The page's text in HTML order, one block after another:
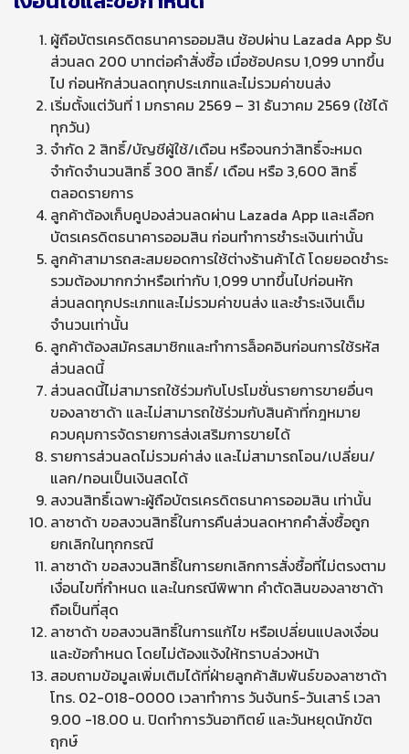
ผู้ถือบัตรเครดิตธนาคารออมสิน ช้อปผ่าน Lazada App รับ
ส่วนลด 200 บาทต่อคำสั่งซื้อ เมื่อช้อปครบ 1,099 บาทขึ้น
ไป ก่อนหักส่วนลดทุกประเภทและไม่รวมค่าขนส่ง
เริ่มตั้งแต่วันที่ 1 มกราคม 2569 – 31 ธันวาคม 2569 (ใช้ได้
ทุกวัน)
จำกัด 2 สิทธิ์/บัญชีผู้ใช้/เดือน หรือจนกว่าสิทธิ์จะหมด
จำกัดจำนวนสิทธิ์ 300 สิทธิ์/ เดือน หรือ 3,600 สิทธิ์
ตลอดรายการ
ลูกค้าต้องเก็บคูปองส่วนลดผ่าน Lazada App และเลือก
บัตรเครดิตธนาคารออมสิน ก่อนทำการชำระเงินเท่านั้น
ลูกค้าสามารถสะสมยอดการใช้ต่างร้านค้าได้ โดยยอดชำระ
รวมต้องมากกว่าหรือเท่ากับ 1,099 บาทขึ้นไปก่อนหัก
ส่วนลดทุกประเภทและไม่รวมค่าขนส่ง และชำระเงินเต็ม
จำนวนเท่านั้น
ลูกค้าต้องสมัครสมาชิกและทำการล็อคอินก่อนการใช้รหัส
ส่วนลดนี้
ส่วนลดนี้ไม่สามารถใช้ร่วมกับโปรโมชั่นรายการขายอื่นๆ
ของลาซาด้า และไม่สามารถใช้ร่วมกับสินค้าที่กฎหมาย
ควบคุมการจัดรายการส่งเสริมการขายได้
รายการส่วนลดไม่รวมค่าส่ง และไม่สามารถโอน/เปลี่ยน/
แลก/ทอนเป็นเงินสดได้
สงวนสิทธิ์เฉพาะผู้ถือบัตรเครดิตธนาคารออมสิน เท่านั้น
ลาซาด้า ขอสงวนสิทธิ์ในการคืนส่วนลดหากคำสั่งซื้อถูก
ยกเลิกในทุกกรณี
ลาซาด้า ขอสงวนสิทธิ์ในการยกเลิกการสั่งซื้อที่ไม่ตรงตาม
เงื่อนไขที่กำหนด และในกรณีพิพาท คำตัดสินของลาซาด้า
ถือเป็นที่สุด
ลาซาด้า ขอสงวนสิทธิ์ในการแก้ไข หรือเปลี่ยนแปลงเงื่อน
และข้อกำหนด โดยไม่ต้องแจ้งให้ทราบล่วงหน้า
สอบถามข้อมูลเพิ่มเติมได้ที่ฝ่ายลูกค้าสัมพันธ์ของลาซาด้า
โทร. 02-018-0000 เวลาทำการ วันจันทร์-วันเสาร์ เวลา
9.00 -18.00 น. ปิดทำการวันอาทิตย์ และวันหยุดนักขัต
ฤกษ์